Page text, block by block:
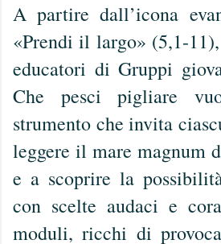
A partire dall’icona
«Prendi il largo» (5,1-
educatori di Gruppi
Che pesci pigliare
strumento che invita
leggere il mare magnum
e a scoprire la
con scelte audaci e
moduli, ricchi di